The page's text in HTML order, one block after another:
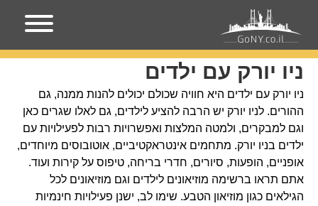
עמוד הבית ניו יורק עם ילדים
ניו יורק עם ילדים
ניו יורק עם ילדים היא חוויה שכולם יכולים להנות ממנה, גם
ההורים. לניו יורק יש הרבה להציע לילדים, גם לאלו שגרים כאן
וגם למבקרים, ולמטה המלצות ואפשרויות רבות לפעילויות עם
ילדים בניו יורק. מתחמים אינטראקטיביים, אוטובוסים מיוחדים,
אופניים, הופעות, סיורים, חדרי בריחה, טיפוס על קירות ועוד.
אתם תראו ברשימה מוזיאונים לילדים וגם מוזיאונים לכל
הגילאים כגון מוזיאון הטבע. שימו לב, ישנן פעילויות חינמיות